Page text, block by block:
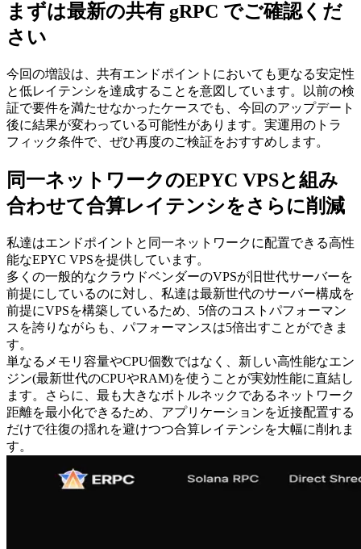
まずは最新の共有 gRPC でご確認くだ
さい
今回の増設は、共有エンドポイントにおいても更なる安定性
と低レイテンシを達成することを意図しています。以前の検
証で要件を満たせなかったケースでも、今回のアップデート
後に結果が変わっている可能性があります。実運用のトラ
フィック条件で、ぜひ再度のご検証をおすすめします。
同一ネットワークのEPYC VPSと組み
合わせて合算レイテンシをさらに削減
私達はエンドポイントと同一ネットワークに配置できる高性
能なEPYC VPSを提供しています。
多くの一般的なクラウドベンダーのVPSが旧世代サーバーを
前提にしているのに対し、私達は最新世代のサーバー構成を
前提にVPSを構築しているため、5倍のコストパフォーマン
スを誇りながらも、パフォーマンスは5倍出すことができま
す。
単なるメモリ容量やCPU個数ではなく、新しい高性能なエン
ジン(最新世代のCPUやRAM)を使うことが実効性能に直結し
ます。さらに、最も大きなボトルネックであるネットワーク
距離を最小化できるため、アプリケーションを近接配置する
だけで往復の揺れを避けつつ合算レイテンシを大幅に削れま
す。